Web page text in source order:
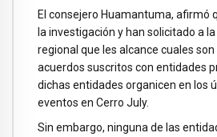
El consejero Huamantuma, afirmó
la investigación y han solicitado a
regional que les alcance cuales
acuerdos suscritos con entidades
dichas entidades organicen en los
eventos en Cerro July.
Sin embargo, ninguna de las